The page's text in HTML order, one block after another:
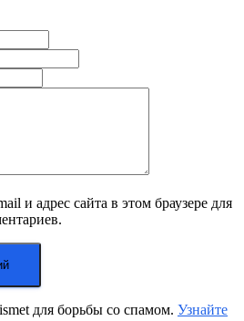
и адрес сайта в этом браузере для
для борьбы со спамом. Узнайте